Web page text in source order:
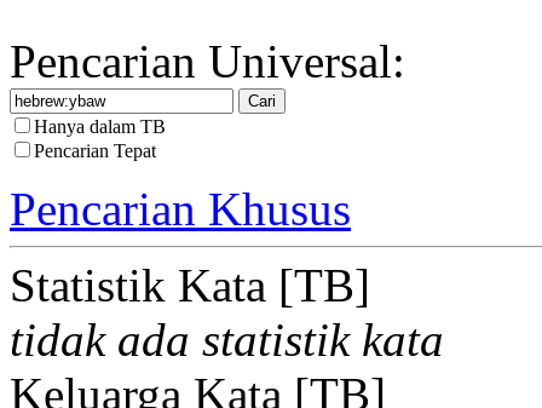
Pencarian Universal:
Hanya dalam TB
Pencarian Tepat
Pencarian Khusus
Statistik Kata [TB]
tidak ada statistik kata
Keluarga Kata [TB]